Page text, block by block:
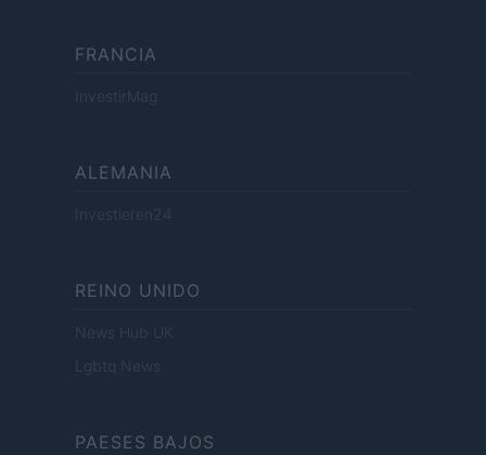
FRANCIA
InvestirMag
ALEMANIA
Investieren24
REINO UNIDO
News Hub UK
Lgbtq News
PAESES BAJOS